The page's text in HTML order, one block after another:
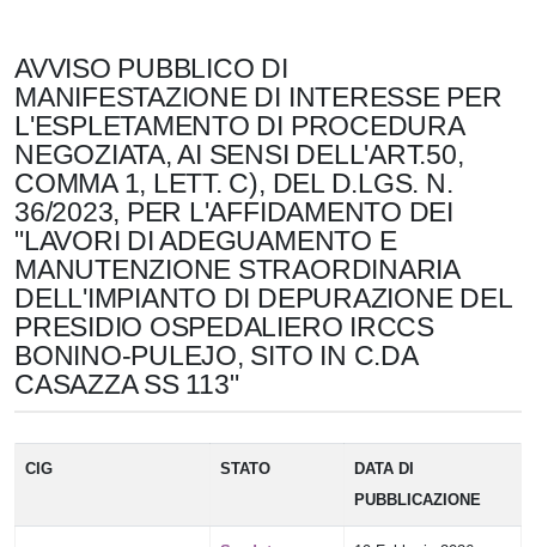
AVVISO PUBBLICO DI
MANIFESTAZIONE DI INTERESSE PER
L'ESPLETAMENTO DI PROCEDURA
NEGOZIATA, AI SENSI DELL'ART.50,
COMMA 1, LETT. C), DEL D.LGS. N.
36/2023, PER L'AFFIDAMENTO DEI
"LAVORI DI ADEGUAMENTO E
MANUTENZIONE STRAORDINARIA
DELL'IMPIANTO DI DEPURAZIONE DEL
PRESIDIO OSPEDALIERO IRCCS
BONINO-PULEJO, SITO IN C.DA
CASAZZA SS 113"
CIG STATO
DATA DI
PUBBLICAZIONE